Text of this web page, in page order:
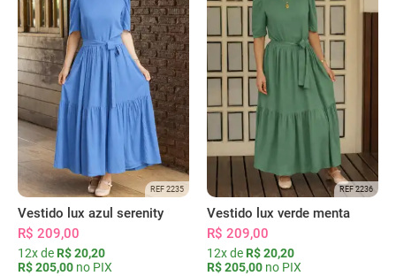
REF 2235
Vestido lux azul serenity
R$ 209,00
12x de R$ 20,20
R$ 205,00 no PIX
REF 2236
Vestido lux verde menta
R$ 209,00
12x de R$ 20,20
R$ 205,00 no PIX